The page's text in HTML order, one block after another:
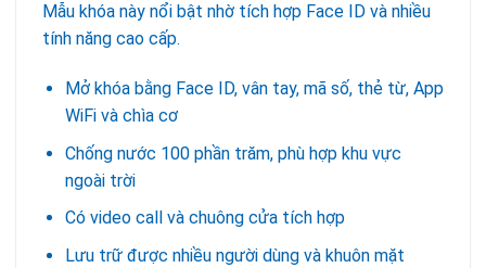
Mẫu khóa này nổi bật nhờ tích hợp Face ID và nhiều
tính năng cao cấp.
Mở khóa bằng Face ID, vân tay, mã số, thẻ từ, App
WiFi và chìa cơ
Chống nước 100 phần trăm, phù hợp khu vực
ngoài trời
Có video call và chuông cửa tích hợp
Lưu trữ được nhiều người dùng và khuôn mặt